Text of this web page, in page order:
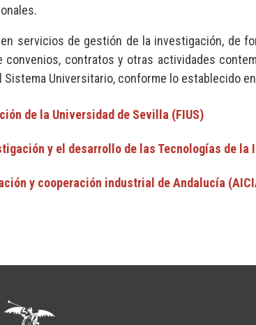
servicios de gestión de la investigación, de
contratos y otras actividades
Sistema Universitario, conforme lo establecido
de la Universidad de Sevilla (FIUS)
y el desarrollo de las Tecnologías de la
y cooperación industrial de Andalucía